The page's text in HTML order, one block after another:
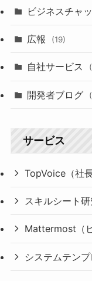
ビジネスチャ
広報 (19)
自社サービス
開発者ブログ
サービス
TopVoice（社
スキルシート
Mattermost（
システムテンプ